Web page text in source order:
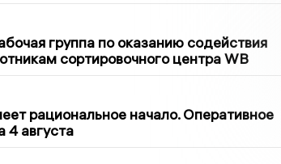
группа по оказанию содействия
сортировочного центра WB
рациональное начало. Оперативное
4 августа